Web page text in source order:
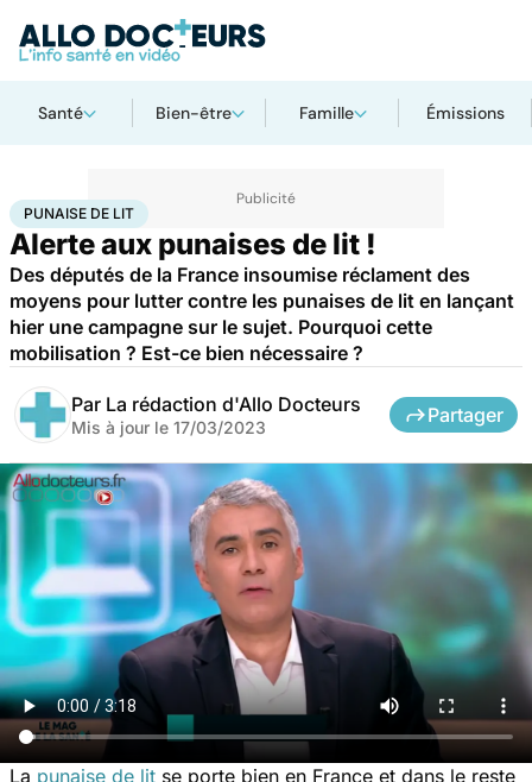
Santé Bien-être Famille Émissions
AccueilSantéMaladies Punaise de lit
PUNAISE DE LIT
Alerte aux punaises de lit !
Des députés de la France insoumise réclament des
moyens pour lutter contre les punaises de lit en lançant
hier une campagne sur le sujet. Pourquoi cette
mobilisation ? Est-ce bien nécessaire ?
Par La rédaction d'Allo Docteurs
Mis à jour le 17/03/2023
Partager
La punaise de lit se porte bien en France et dans le reste